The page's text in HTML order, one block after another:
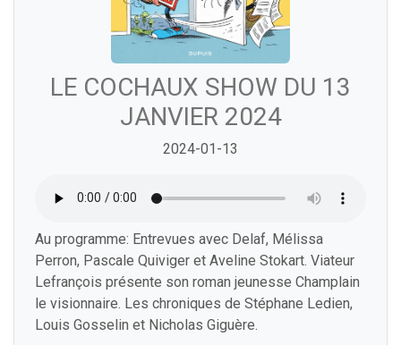
LE COCHAUX SHOW DU 13
JANVIER 2024
2024-01-13
Au programme: Entrevues avec Delaf, Mélissa
Perron, Pascale Quiviger et Aveline Stokart. Viateur
Lefrançois présente son roman jeunesse Champlain
le visionnaire. Les chroniques de Stéphane Ledien,
Louis Gosselin et Nicholas Giguère.